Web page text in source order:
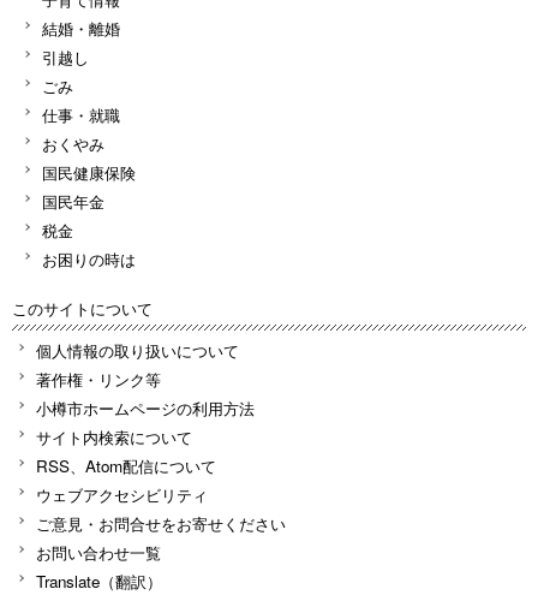
結婚・離婚
引越し
ごみ
仕事・就職
おくやみ
国民健康保険
国民年金
税金
お困りの時は
このサイトについて
個人情報の取り扱いについて
著作権・リンク等
小樽市ホームページの利用方法
サイト内検索について
RSS、Atom配信について
ウェブアクセシビリティ
ご意見・お問合せをお寄せください
お問い合わせ一覧
Translate（翻訳）